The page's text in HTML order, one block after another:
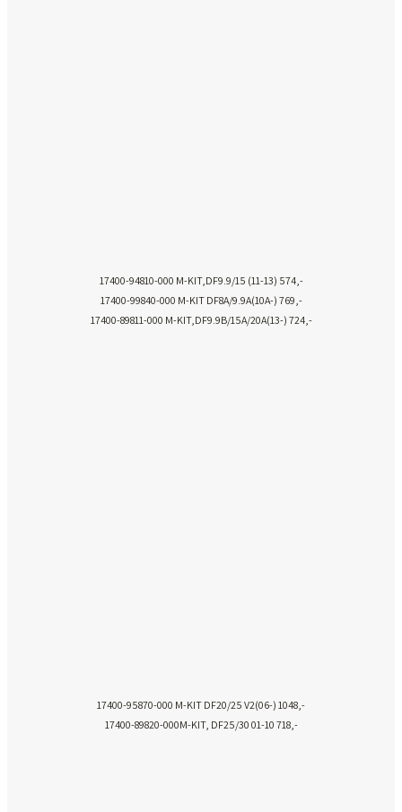
17400-94810-000 M-KIT,DF9.9/15 (11-13) 574,-
17400-99840-000 M-KIT DF8A/9.9A(10A-) 769,-
17400-89811-000 M-KIT,DF9.9B/15A/20A(13-) 724,-
17400-95870-000 M-KIT DF20/25 V2(06-) 1048,-
17400-89820-000M-KIT, DF25/30 01-10 718,-